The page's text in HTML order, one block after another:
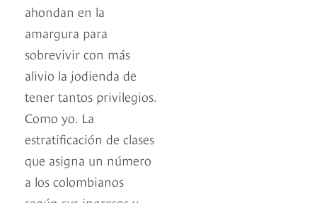
ahondan en la
amargura para
sobrevivir con más
alivio la jodienda de
tener tantos privilegios.
Como yo. La
estratificación de clases
que asigna un número
a los colombianos